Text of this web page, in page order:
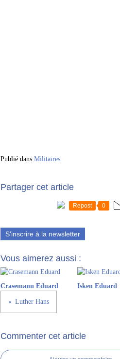
Publié dans Militaires
Partager cet article
Repost 0
S'inscrire à la newsletter
Vous aimerez aussi :
Crasemann Eduard Isken Eduard
Luther Hans
Commenter cet article